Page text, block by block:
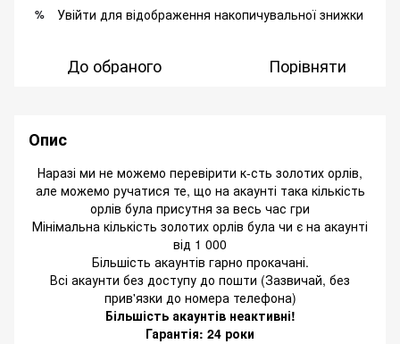
% Увійти для відображення накопичувальної знижки
До обраного Порівняти
Опис
Наразі ми не можемо перевірити к-сть золотих орлів,
але можемо ручатися те, що на акаунті така кількість
орлів була присутня за весь час гри
Мінімальна кількість золотих орлів була чи є на акаунті
від 1 000
Більшість акаунтів гарно прокачані.
Всі акаунти без доступу до пошти (Зазвичай, без
прив'язки до номера телефона)
Більшість акаунтів неактивні!
Гарантія: 24 роки